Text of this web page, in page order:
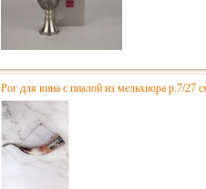
Рог для вина с пиалой из мельхиора р.7/27